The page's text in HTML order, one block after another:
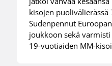
kisojen puolivälierässä
Sudenpennut
joukkoon sekä
19-vuotiaiden MM-